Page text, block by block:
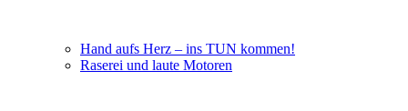
Hand aufs Herz – ins TUN kommen!
Raserei und laute Motoren